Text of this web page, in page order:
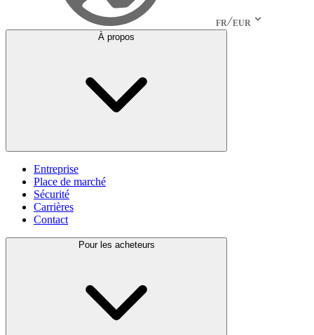
FR EUR
À propos
Entreprise
Place de marché
Sécurité
Carrières
Contact
Pour les acheteurs